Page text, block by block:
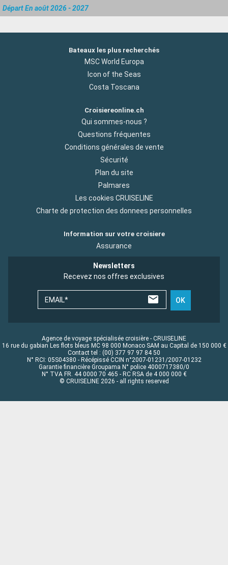
Départ En août 2026 - 2027
Bateaux les plus recherchés
MSC World Europa
Icon of the Seas
Costa Toscana
Croisiereonline.ch
Qui sommes-nous ?
Questions fréquentes
Conditions générales de vente
Sécurité
Plan du site
Palmares
Les cookies CRUISELINE
Charte de protection des donnees personnelles
Information sur votre croisiere
Assurance
Newsletters
Recevez nos offres exclusives
EMAIL* OK
Agence de voyage spécialisée croisière - CRUISELINE
16 rue du gabian Les flots bleus MC 98 000 Monaco SAM au Capital de 150 000 €
Contact tel : (00) 377 97 97 84 50
N° RCI: 05S04380 - Récépissé CCIN n°2007-01231/2007-01232
Garantie financière Groupama N° police 4000717380/0
N° TVA FR. 44 0000 70 465 - RC RSA de 4 000 000 €
© CRUISELINE 2026 - all rights reserved